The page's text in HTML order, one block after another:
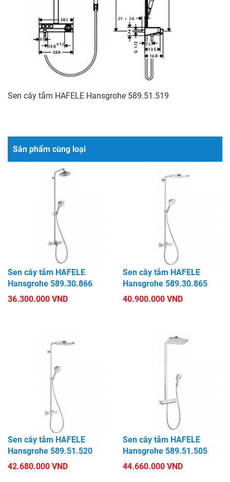
Sen cây tắm HAFELE Hansgrohe 589.51.519
Sản phẩm cùng loại
Sen cây tắm HAFELE
Hansgrohe 589.30.866
36.300.000 VND
Sen cây tắm HAFELE
Hansgrohe 589.30.865
40.900.000 VND
Sen cây tắm HAFELE
Hansgrohe 589.51.520
42.680.000 VND
Sen cây tắm HAFELE
Hansgrohe 589.51.505
44.660.000 VND